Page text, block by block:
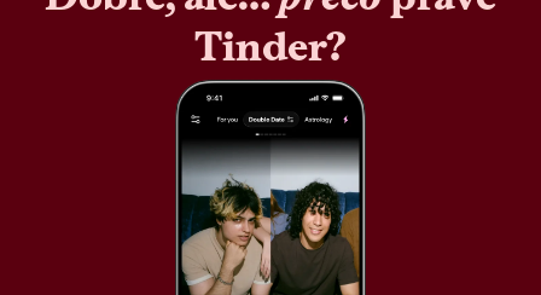
Tinder?